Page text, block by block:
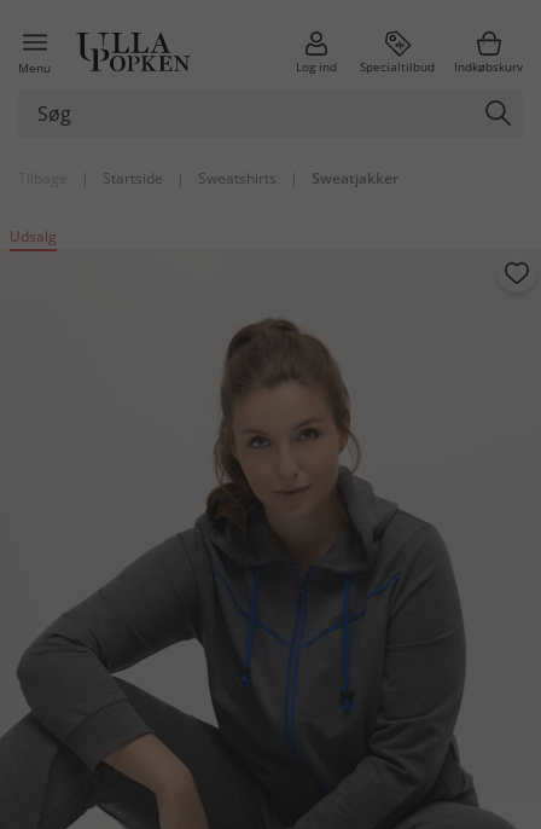
Menu Log ind Specialtilbud Indkøbskurv
| Startside | Sweatshirts | Sweatjakker
Udsalg